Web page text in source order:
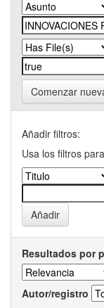
Comenzar
Añadir filtros:
Usa los filtros
Resultados por
Autor/registro